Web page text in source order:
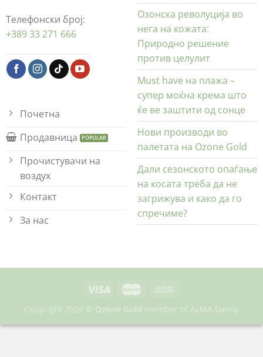
Телефонски број:
+389 33 271 666
Почетна
Продавница
Прочистувачи на
воздух
Контакт
За нас
Озонска револуција во
нега на кожата:
Природно решение
против целулит
Must have на плажа –
супер моќна крема што
ќе ве заштити од сонце
Нови производи во
палетата на Ozone Gold
Дали сезонското опаѓање
на косата треба да не
загрижува и како да го
спречиме?
Copyright 2026 © Ozone Gold member of ALMA.family